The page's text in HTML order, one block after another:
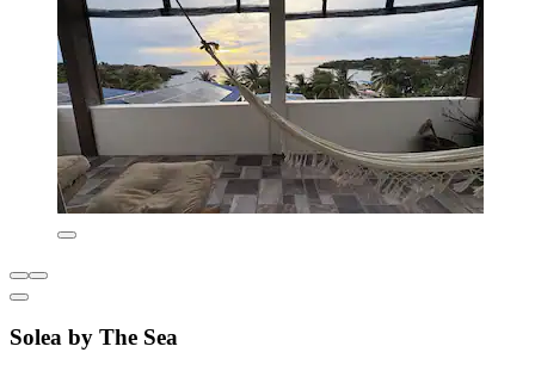
Solea by The Sea